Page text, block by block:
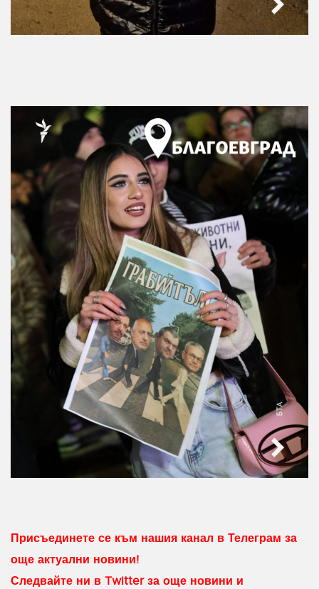
Присъединете се към нашия канал в Телеграм за
още актуални новини!
Следвайте ни в Twitter за още новини и